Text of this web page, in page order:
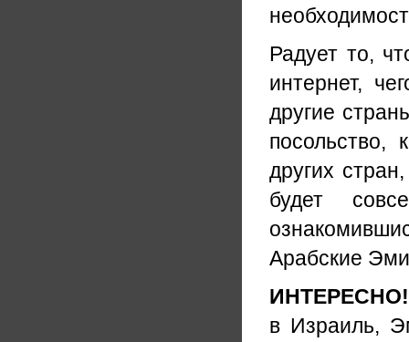
Радует то,
интернет,
другие
посольство,
других
будет
Арабские
ИНТЕРЕСНО!
в Израиль,